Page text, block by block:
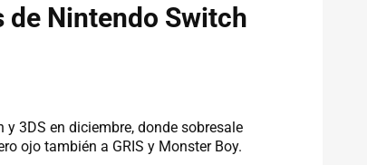
de Nintendo Switch
3DS en diciembre, donde sobresale
ojo también a GRIS y Monster Boy.